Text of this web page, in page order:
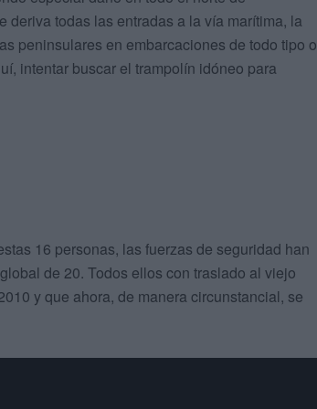
deriva todas las entradas a la vía marítima, la
peninsulares en embarcaciones de todo tipo o
intentar buscar el trampolín idóneo para
16 personas, las fuerzas de seguridad han
de 20. Todos ellos con traslado al viejo
y que ahora, de manera circunstancial, se